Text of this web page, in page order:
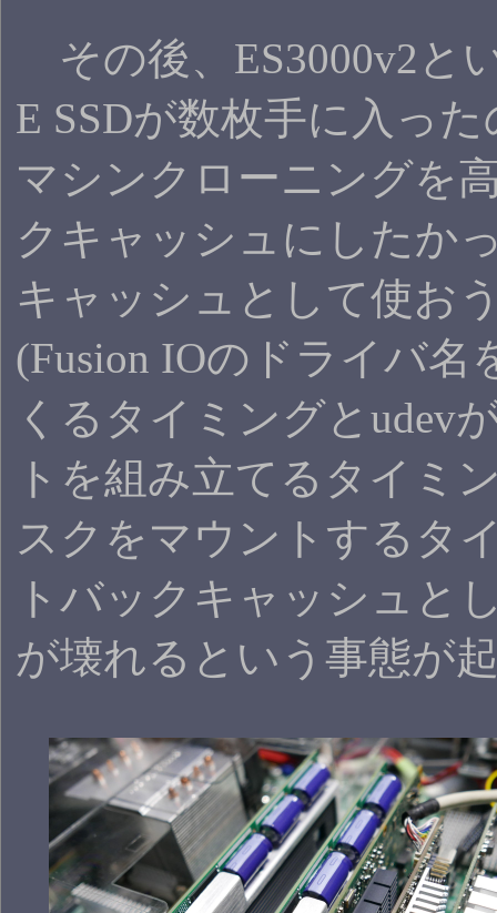
その後、ES3000v2と
E SSDが数枚手に入っ
マシンクローニングを
クキャッシュにしたか
キャッシュとして使お
(Fusion IOのドライバ
くるタイミングとudev
トを組み立てるタイミ
スクをマウントするタ
トバックキャッシュと
が壊れるという事態が